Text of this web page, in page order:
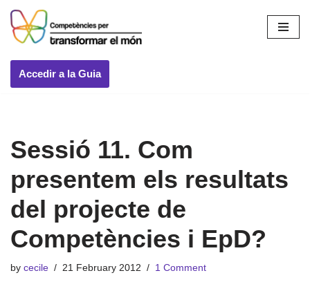
Skip
content
Accedir a la Guia
Sessió 11. Com
presentem els resultats
del projecte de
Competències i EpD?
by cecile 21 February 2012 1 Comment